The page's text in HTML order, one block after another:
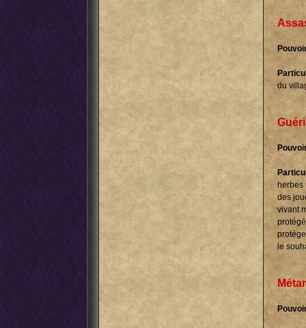
du
herbes
des
vivant
le